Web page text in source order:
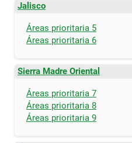
Jalisco
Áreas prioritaria 5
Áreas prioritaria 6
Sierra Madre Oriental
Áreas prioritaria 7
Áreas prioritaria 8
Áreas prioritaria 9